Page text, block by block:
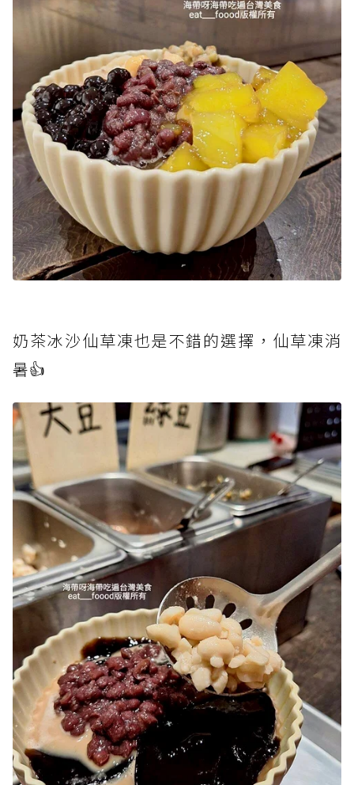
奶茶冰沙仙草凍也是不錯的選擇，仙草凍消
暑👍